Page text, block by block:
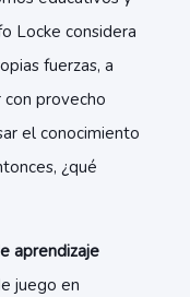
Locke considera
fuerzas, a
provecho
el conocimiento
¿qué
aprendizaje
juego en